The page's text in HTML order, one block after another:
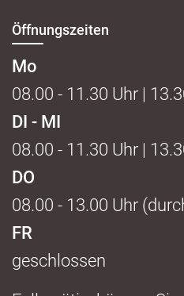
Öffnungszeiten
Mo
08.00 - 11.30 Uhr |
DI - MI
08.00 - 11.30 Uhr |
DO
08.00 - 13.00 Uhr
FR
geschlossen